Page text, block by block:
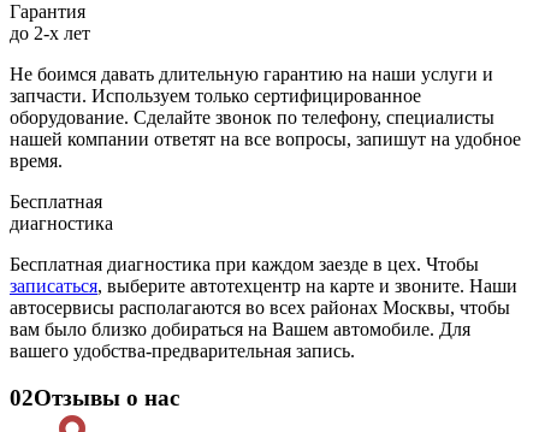
Гарантия
до 2-х лет
Не боимся давать длительную гарантию на наши услуги и
запчасти. Используем только сертифицированное
оборудование. Сделайте звонок по телефону, специалисты
нашей компании ответят на все вопросы, запишут на удобное
время.
Бесплатная
диагностика
Бесплатная диагностика при каждом заезде в цех. Чтобы
записаться, выберите автотехцентр на карте и звоните. Наши
автосервисы располагаются во всех районах Москвы, чтобы
вам было близко добираться на Вашем автомобиле. Для
вашего удобства-предварительная запись.
02Отзывы о нас